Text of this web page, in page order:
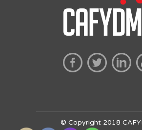
© Copyright 2018